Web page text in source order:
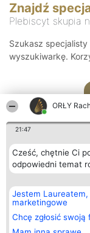
ORŁY
21:47
Cześć, chętnie Ci
odpowiedni temat
Jestem Laureatem,
marketingowe
Chcę zgłosić swoją
Znajdź
Plebiscyt skupia
Szukasz
wyszukiwarkę.
Organizator
Bright Side Solutions sp. z
o. sp. k.
ul. Ruska 22
Wrocław 50-079
KRS 0000749100 | Regon